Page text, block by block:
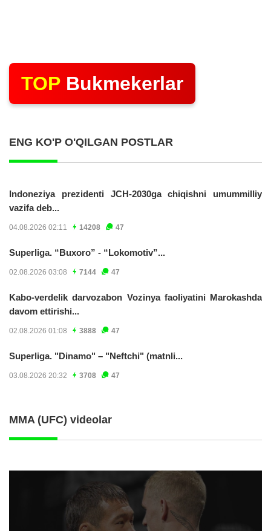
TOP Bukmekerlar
ENG KO'P O'QILGAN POSTLAR
Indoneziya prezidenti JCH-2030ga chiqishni umummilliy
vazifa deb...
04.08.2026 02:11 14208 47
Superliga. “Buxoro” - “Lokomotiv”...
02.08.2026 03:08 7144 47
Kabo-verdelik darvozabon Vozinya faoliyatini Marokashda
davom ettirishi...
02.08.2026 01:08 3888 47
Superliga. "Dinamo" – "Neftchi" (matnli...
03.08.2026 20:32 3708 47
MMA (UFC) videolar